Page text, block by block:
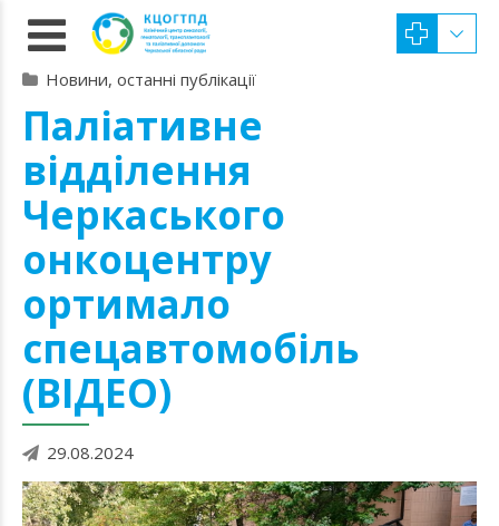
Новини, останні публікації
Паліативне
відділення
Черкаського
онкоцентру
ортимало
спецавтомобіль
(ВІДЕО)
29.08.2024